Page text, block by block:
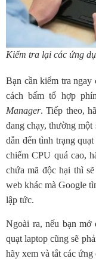
Kiểm tra lại các ứng
Bạn cần kiểm tra ngay
cách bấm tổ hợp
Manager. Tiếp theo,
đang chạy, thường
dẫn đến tình trạng
chiếm CPU quá cao,
chứa mã độc hại thì
web khác mà Google
lập tức.
Ngoài ra, nếu bạn mở
quạt laptop cũng sẽ
hãy xem và tắt các